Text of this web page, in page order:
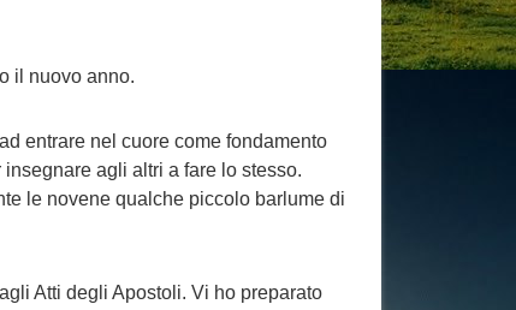
il nuovo anno.
entrare nel cuore come fondamento
agli altri a fare lo stesso.
le novene qualche piccolo barlume di
Atti degli Apostoli. Vi ho preparato